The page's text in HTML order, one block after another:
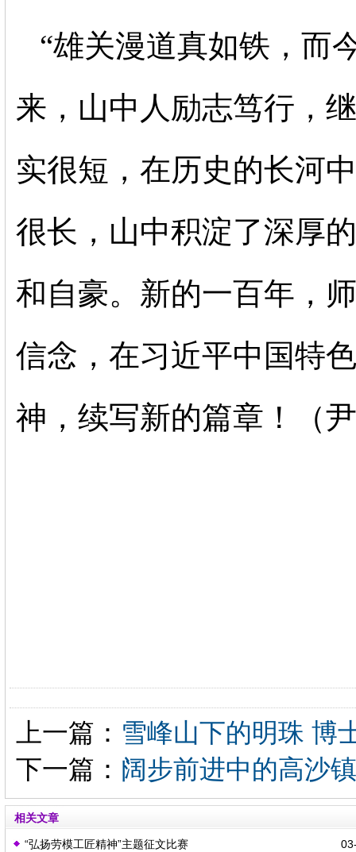
“雄关漫道真如铁，而
来，山中人励志笃行，
实很短，在历史的长河
很长，山中积淀了深厚
和自豪。新的一百年，
信念，在习近平中国特
神，续写新的篇章！（
上一篇： 雪峰山下的明珠 博
下一篇： 阔步前进中的高沙
相关文章
“弘扬劳模工匠精神”主题征文比赛